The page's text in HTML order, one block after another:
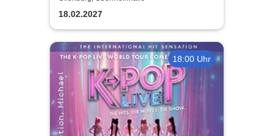
18.02.2027
18:00 Uhr